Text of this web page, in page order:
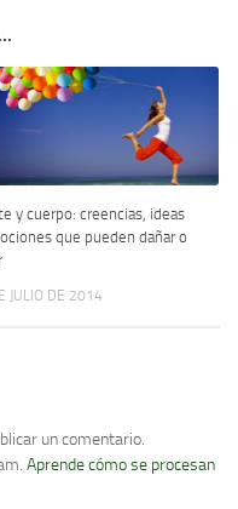
y cuerpo: creencias, ideas
que pueden dañar o
JULIO DE 2014
un comentario.
Aprende cómo se procesan